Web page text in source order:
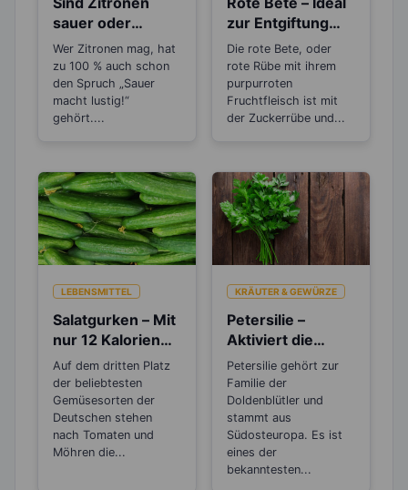
sauer oder
basisch?
Wer Zitronen mag, hat
zu 100 % auch schon
den Spruch „Sauer
macht lustig!“
gehört....
zur Entgiftung
und inneren
Reinigung
Die rote Bete, oder
rote Rübe mit ihrem
purpurroten
Fruchtfleisch ist mit
der Zuckerrübe und...
LEBENSMITTEL
Salatgurken – Mit
nur 12 Kalorien
sind sie wahre
Schlankmacher!
Auf dem dritten Platz
der beliebtesten
Gemüsesorten der
Deutschen stehen
nach Tomaten und
Möhren die...
KRÄUTER & GEWÜRZE
Petersilie –
Aktiviert die
Entgiftungsarbeit
von Niere und
Blase
Petersilie gehört zur
Familie der
Doldenblütler und
stammt aus
Südosteuropa. Es ist
eines der
bekanntesten...